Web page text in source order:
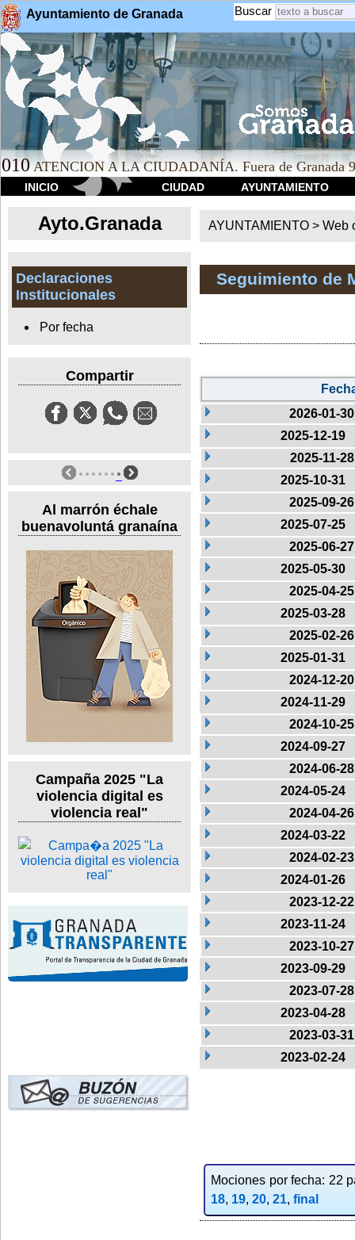
Ayuntamiento de Granada Buscar
010 ATENCION A LA CIUDADANÍA. Fuera de Granada
INICIO CIUDAD AYUNTAMIENTO
Ayto.Granada
Declaraciones
Institucionales
Por fecha
Compartir
Al marrón échale
buenavoluntá granaína
Campaña 2025 "La
violencia digital es
violencia real"
AYUNTAMIENTO > Web
Seguimiento de
2026-01-30
2025-12-19
2025-11-28
2025-10-31
2025-09-26
2025-07-25
2025-06-27
2025-05-30
2025-04-25
2025-03-28
2025-02-26
2025-01-31
2024-12-20
2024-11-29
2024-10-25
2024-09-27
2024-06-28
2024-05-24
2024-04-26
2024-03-22
2024-02-23
2024-01-26
2023-12-22
2023-11-24
2023-10-27
2023-09-29
2023-07-28
2023-04-28
2023-03-31
2023-02-24
Mociones por fecha: 22
18, 19, 20, 21, final